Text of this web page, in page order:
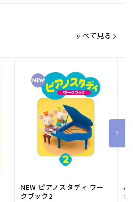
すべて見る
NEW ピアノスタディ ワー
クブック2
バ
ク